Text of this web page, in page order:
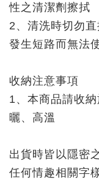
性之清潔劑擦拭
2、清洗時切勿
發生短路而無法
收納注意事項
1、本商品請收
曬、高溫
出貨時皆以隱密
任何情趣相關字